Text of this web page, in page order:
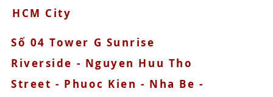
Số 04 Tower G Sunrise
Riverside - Nguyen Huu Tho
Street - Phuoc Kien - Nha Be -
HCM City